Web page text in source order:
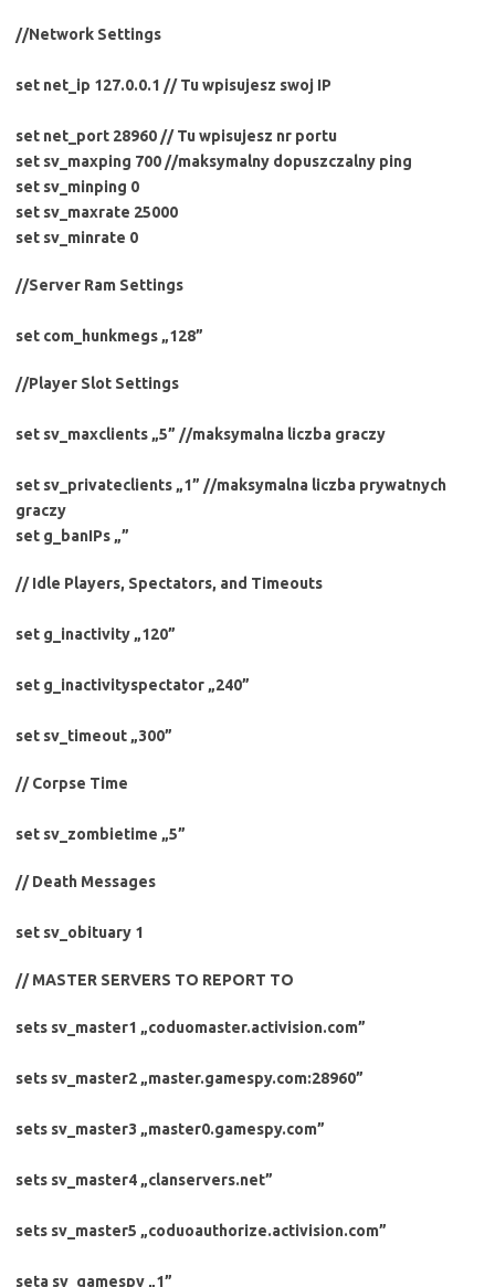
//Network Settings
set net_ip 127.0.0.1 // Tu wpisujesz swoj IP
set net_port 28960 // Tu wpisujesz nr portu
set sv_maxping 700 //maksymalny dopuszczalny ping
set sv_minping 0
set sv_maxrate 25000
set sv_minrate 0
//Server Ram Settings
set com_hunkmegs „128”
//Player Slot Settings
set sv_maxclients „5” //maksymalna liczba graczy
set sv_privateclients „1” //maksymalna liczba prywatnych
graczy
set g_banIPs „”
// Idle Players, Spectators, and Timeouts
set g_inactivity „120”
set g_inactivityspectator „240”
set sv_timeout „300”
// Corpse Time
set sv_zombietime „5”
// Death Messages
set sv_obituary 1
// MASTER SERVERS TO REPORT TO
sets sv_master1 „coduomaster.activision.com”
sets sv_master2 „master.gamespy.com:28960”
sets sv_master3 „master0.gamespy.com”
sets sv_master4 „clanservers.net”
sets sv_master5 „coduoauthorize.activision.com”
seta sv_gamespy „1”